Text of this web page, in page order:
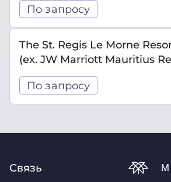
По запросу
The St. Regis Le Morne
(ex. JW Marriott Mauritius
По запросу
Связь